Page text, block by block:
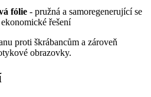
fólie - pružná a samoregenerující se
řešení
proti škrábancům a zároveň
obrazovky.